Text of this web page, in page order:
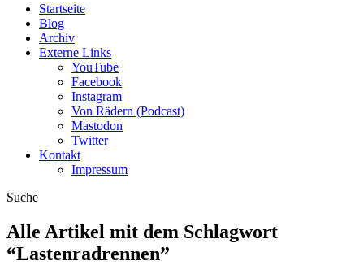
Startseite
Blog
Archiv
Externe Links
YouTube
Facebook
Instagram
Von Rädern (Podcast)
Mastodon
Twitter
Kontakt
Impressum
Suche
Alle Artikel mit dem Schlagwort
“Lastenradrennen”